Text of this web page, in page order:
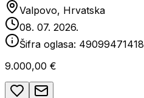
Valpovo, Hrvatska
08. 07. 2026.
Šifra oglasa: 49099471418
9.000,00 €